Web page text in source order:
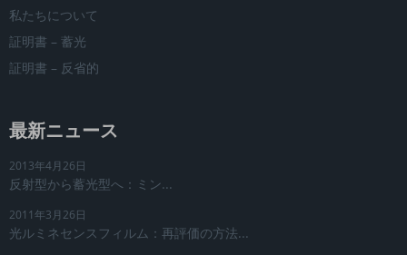
私たちについて
証明書 – 蓄光
証明書 – 反省的
最新ニュース
2013年4月26日
反射型から蓄光型へ：ミン...
2011年3月26日
光ルミネセンスフィルム：再評価の方法...